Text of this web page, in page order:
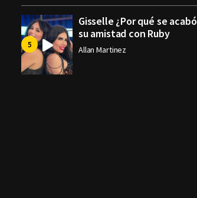
Gisselle ¿Por qué se acabó
su amistad con Ruby
Allan Martinez